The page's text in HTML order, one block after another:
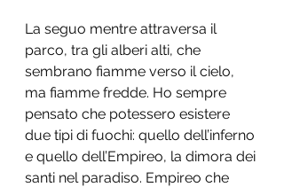
La seguo mentre attraversa il
parco, tra gli alberi alti, che
sembrano fiamme verso il cielo,
ma fiamme fredde. Ho sempre
pensato che potessero esistere
due tipi di fuochi: quello dell’inferno
e quello dell’Empireo, la dimora dei
santi nel paradiso. Empireo che